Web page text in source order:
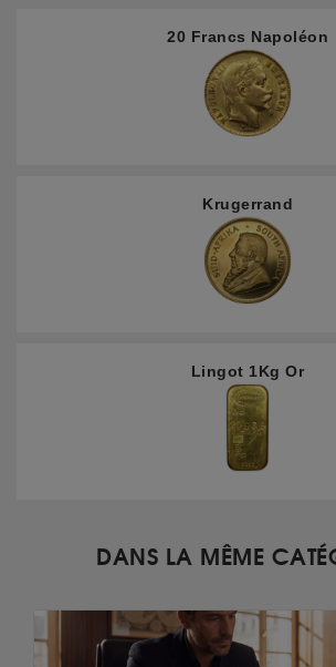
20 Francs Napoléon
Krugerrand
Lingot 1Kg Or
DANS LA MÊME